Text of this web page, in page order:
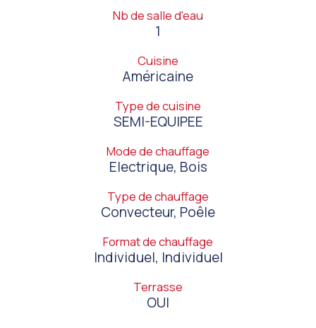
Nb de salle d'eau
1
Cuisine
Américaine
Type de cuisine
SEMI-EQUIPEE
Mode de chauffage
Electrique, Bois
Type de chauffage
Convecteur, Poêle
Format de chauffage
Individuel, Individuel
Terrasse
OUI